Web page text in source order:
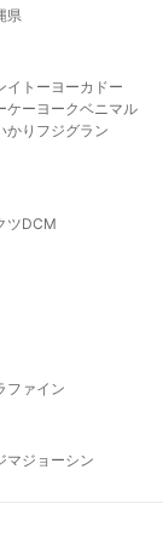
県
イトーヨーカドー
ケー ヨークベニマル
かり フジグラン
ツDCM
ファイン
マジョーシン